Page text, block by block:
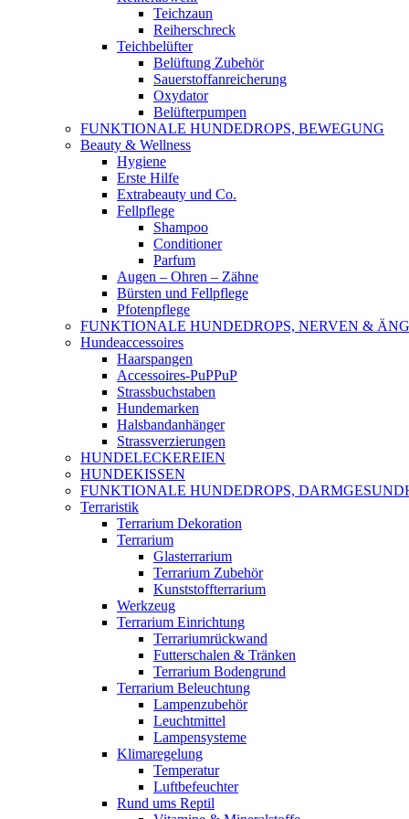
Teichzaun
Reiherschreck
Teichbelüfter
Belüftung Zubehör
Sauerstoffanreicherung
Oxydator
Belüfterpumpen
FUNKTIONALE HUNDEDROPS, BEWEGUNG
Beauty & Wellness
Hygiene
Erste Hilfe
Extrabeauty und Co.
Fellpflege
Shampoo
Conditioner
Parfum
Augen – Ohren – Zähne
Bürsten und Fellpflege
Pfotenpflege
FUNKTIONALE HUNDEDROPS, NERVEN &
Hundeaccessoires
Haarspangen
Accessoires-PuPPuP
Strassbuchstaben
Hundemarken
Halsbandanhänger
Strassverzierungen
HUNDELECKEREIEN
HUNDEKISSEN
FUNKTIONALE HUNDEDROPS,
Terraristik
Terrarium Dekoration
Terrarium
Glasterrarium
Terrarium Zubehör
Kunststoffterrarium
Werkzeug
Terrarium Einrichtung
Terrariumrückwand
Futterschalen & Tränken
Terrarium Bodengrund
Terrarium Beleuchtung
Lampenzubehör
Leuchtmittel
Lampensysteme
Klimaregelung
Temperatur
Luftbefeuchter
Rund ums Reptil